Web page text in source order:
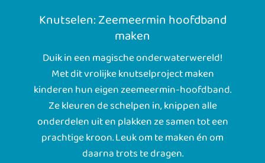
Knutselen: Zeemeermin hoofdband
maken
Duik in een magische onderwaterwereld!
Met dit vrolijke knutselproject maken
kinderen hun eigen zeemeermin-hoofdband.
Ze kleuren de schelpen in, knippen alle
onderdelen uit en plakken ze samen tot een
prachtige kroon. Leuk om te maken én om
daarna trots te dragen.